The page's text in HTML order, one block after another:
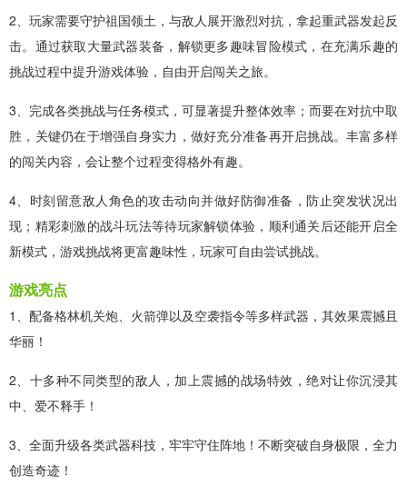
2、玩家需要守护祖国领土，与敌人展开激烈对抗，拿起重武器发起反
击。通过获取大量武器装备，解锁更多趣味冒险模式，在充满乐趣的
挑战过程中提升游戏体验，自由开启闯关之旅。
3、完成各类挑战与任务模式，可显著提升整体效率；而要在对抗中取
胜，关键仍在于增强自身实力，做好充分准备再开启挑战。丰富多样
的闯关内容，会让整个过程变得格外有趣。
4、时刻留意敌人角色的攻击动向并做好防御准备，防止突发状况出
现；精彩刺激的战斗玩法等待玩家解锁体验，顺利通关后还能开启全
新模式，游戏挑战将更富趣味性，玩家可自由尝试挑战。
游戏亮点
1、配备格林机关炮、火箭弹以及空袭指令等多样武器，其效果震撼且
华丽！
2、十多种不同类型的敌人，加上震撼的战场特效，绝对让你沉浸其
中、爱不释手！
3、全面升级各类武器科技，牢牢守住阵地！不断突破自身极限，全力
创造奇迹！